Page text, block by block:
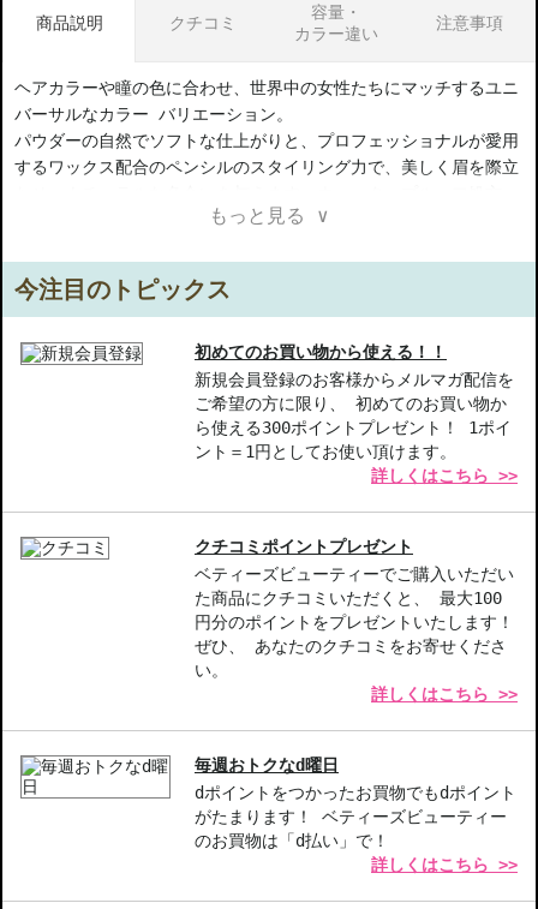
商品説明 クチコミ
容量・
カラー違い
注意事項
ヘアカラーや瞳の色に合わせ、世界中の女性たちにマッチするユニ
バーサルなカラー バリエーション。
パウダーの自然でソフトな仕上がりと、プロフェッショナルが愛用
するワックス配合のペンシルのスタイリング力で、美しく眉を際立
【商品の特徴】
せて、お好みのカラーを選べます。
パウダーとワックスの融合-自然な仕上がりとスタイリング力が共
ウォータープルーフ処方-汗や湿気から眉を守り、崩れにくい仕上
【こんな方へおすすめ】
美しい眉を求める方
長時間つけても崩れないメイクを希望する方
持ちがいい・落ちにくい
もっと見る ∨
今注目のトピックス
初めてのお買い物から使える！！
新規会員登録のお客様からメルマガ配信を
ご希望の方に限り、 初めてのお買い物か
ら使える300ポイントプレゼント！ 1ポイ
ント＝1円としてお使い頂けます。
詳しくはこちら >>
クチコミポイントプレゼント
ベティーズビューティーでご購入いただい
た商品にクチコミいただくと、 最大100
円分のポイントをプレゼントいたします！
ぜひ、 あなたのクチコミをお寄せくださ
い。
詳しくはこちら >>
毎週おトクなd曜日
dポイントをつかったお買物でもdポイント
がたまります！ ベティーズビューティー
のお買物は「d払い」で！
詳しくはこちら >>